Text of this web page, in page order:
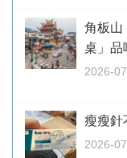
角板
桌」品
2026-
瘦瘦
2026-